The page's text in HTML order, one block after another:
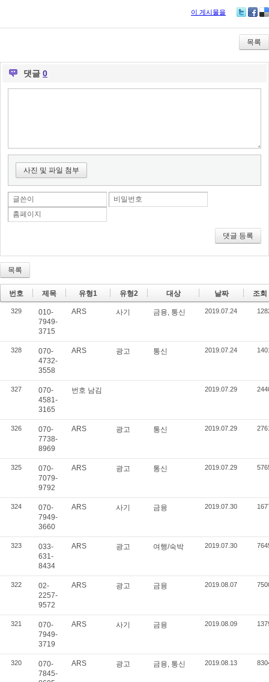
이 게시물을
itte ce
bo
ok
lici
ou
s
목록
댓글 0
사진 및 파일 첨부
글쓴이
비밀번호
홈페이지
댓글 등록
목록
번호 제목 유형1 유형2 대상 날짜 조회
329
010-
7949-
3715
ARS 사기 금융, 통신 2019.07.24
328
070-
4732-
3558
ARS 광고 통신 2019.07.24
327
070-
4581-
3165
번호 남김 2019.07.29
326
070-
7738-
8969
ARS 광고 통신 2019.07.29
325
070-
7079-
9792
ARS 광고 통신 2019.07.29
324
070-
7949-
3660
ARS 사기 금융 2019.07.30
323
033-
631-
8434
ARS 광고 여행/숙박 2019.07.30
322
02-
2257-
9572
ARS 광고 금융 2019.08.07
321
070-
7949-
3719
ARS 사기 금융 2019.08.09
320
070-
7845-
ARS 광고 금융, 통신 2019.08.13